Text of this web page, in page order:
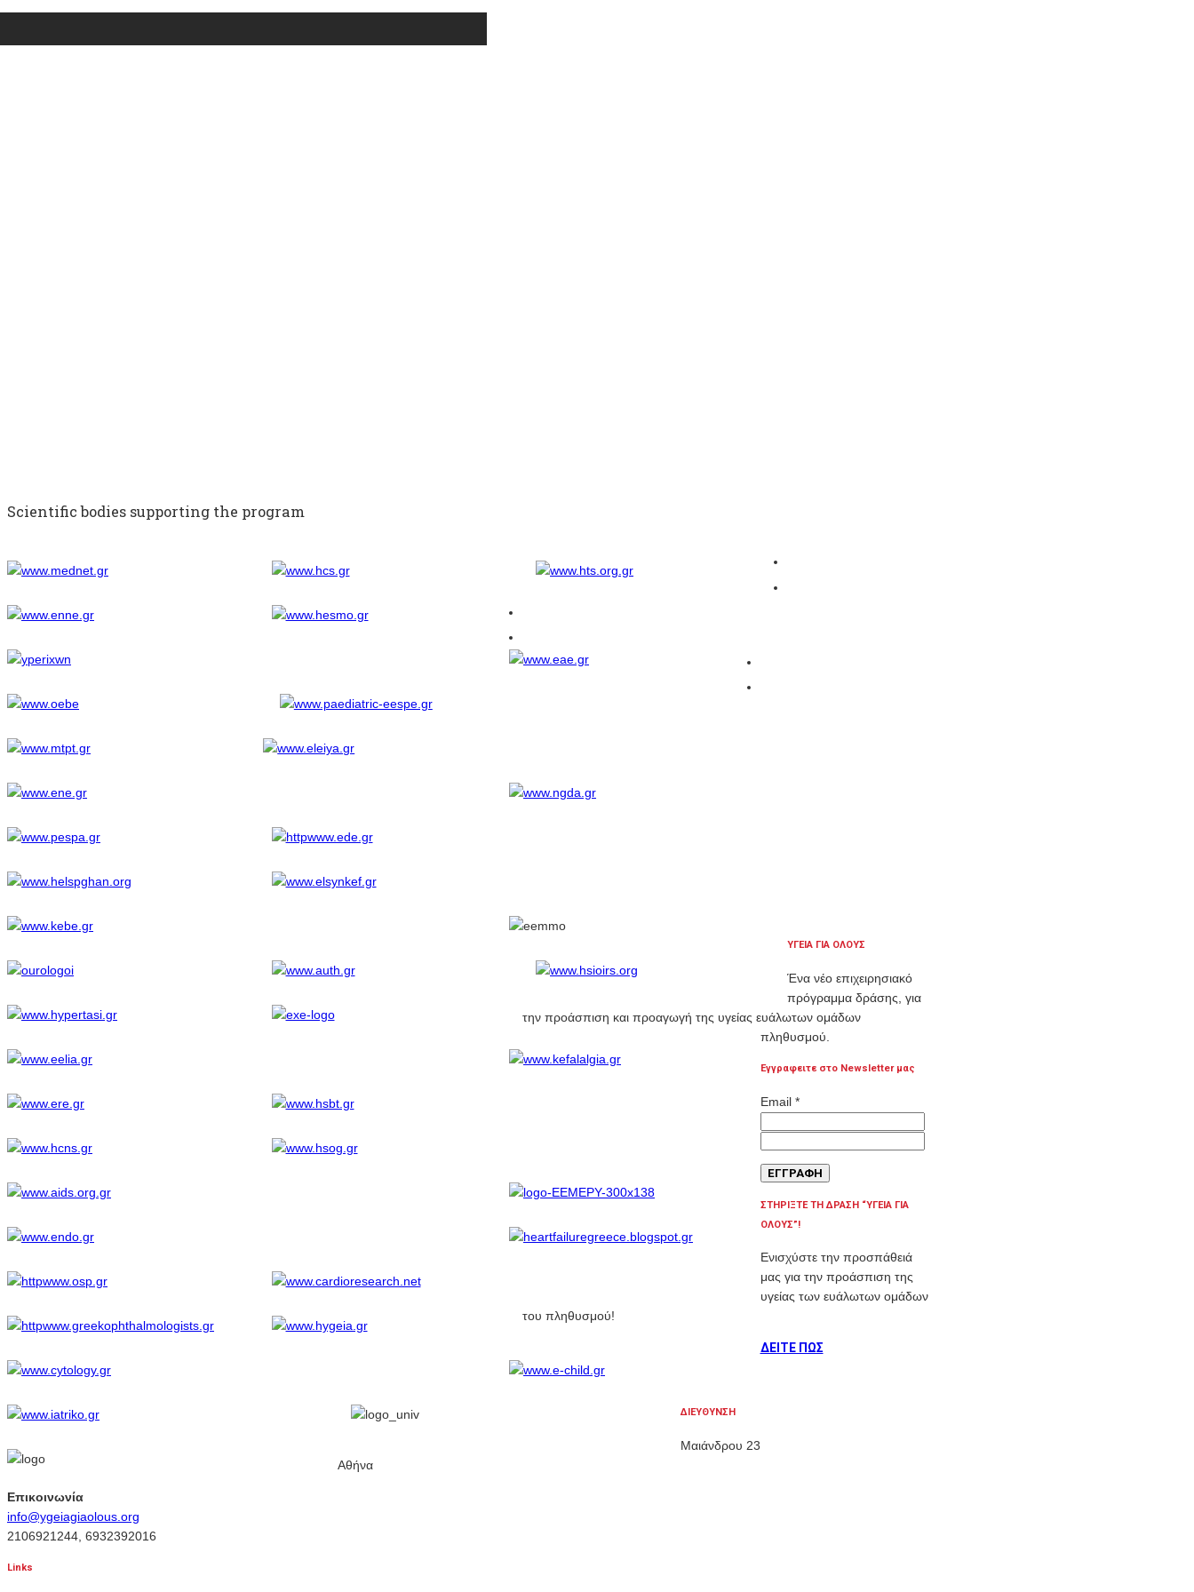
Scientific bodies supporting the program
ΥΓΕΙΑ ΓΙΑ ΟΛΟΥΣ
Ένα νέο επιχειρησιακό
πρόγραμμα δράσης, για
την προάσπιση και προαγωγή της υγείας ευάλωτων ομάδων
πληθυσμού.
Εγγραφειτε στο Newsletter μας
Email *
ΣΤΗΡΙΞΤΕ ΤΗ ΔΡΑΣΗ “ΥΓΕΙΑ ΓΙΑ
ΟΛΟΥΣ”!
Ενισχύστε την προσπάθειά
μας για την προάσπιση της
υγείας των ευάλωτων ομάδων
του πληθυσμού!
ΔΕΙΤΕ ΠΩΣ
ΔΙΕΥΘΥΝΣΗ
Μαιάνδρου 23
Αθήνα
Επικοινωνία
info@ygeiagiaolous.org
2106921244, 6932392016
Links